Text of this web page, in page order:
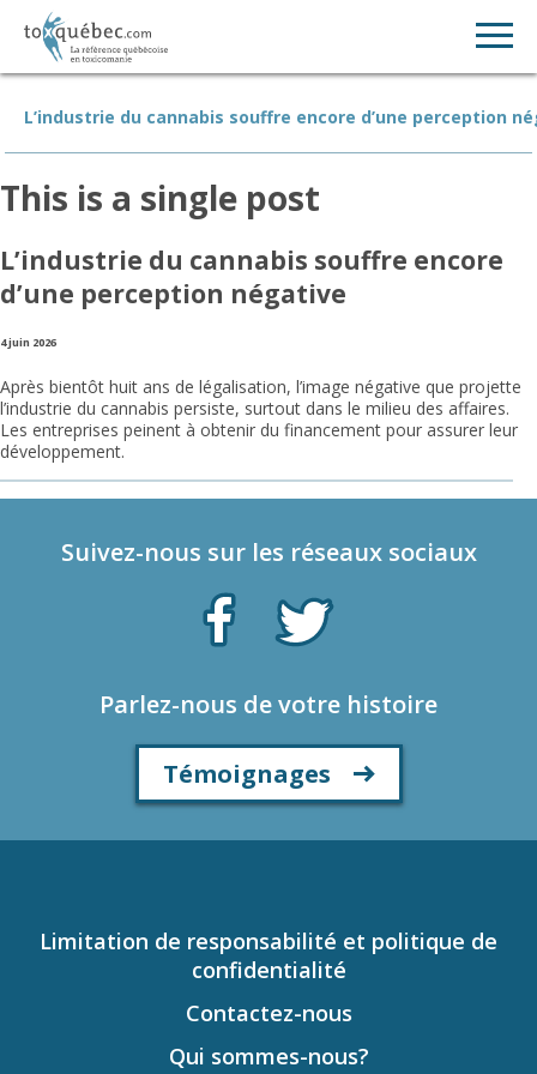
L’industrie du cannabis souffre encore d’une perception
This is a single post
L’industrie du cannabis souffre encore
d’une perception négative
4 juin 2026
Après bientôt huit ans de légalisation, l’image négative que projette
l’industrie du cannabis persiste, surtout dans le milieu des affaires.
Les entreprises peinent à obtenir du financement pour assurer leur
développement.
Suivez-nous sur les réseaux sociaux
Parlez-nous de votre histoire
Témoignages
Limitation de responsabilité et politique de
confidentialité
Contactez-nous
Qui sommes-nous?